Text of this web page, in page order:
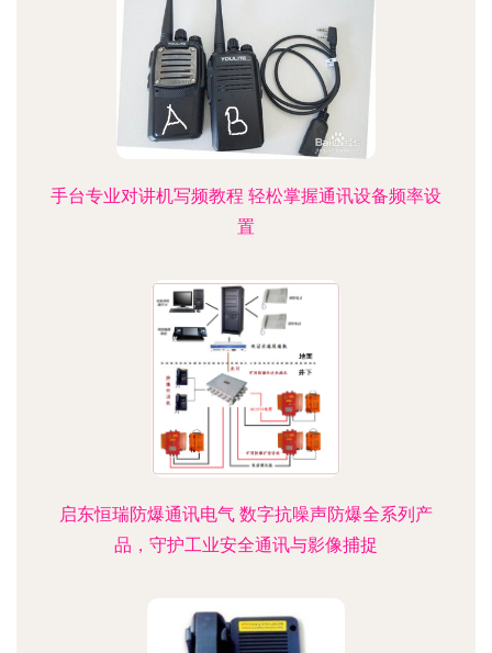
手台专业对讲机写频教程 轻松掌握通讯设备频率设
置
启东恒瑞防爆通讯电气 数字抗噪声防爆全系列产
品，守护工业安全通讯与影像捕捉